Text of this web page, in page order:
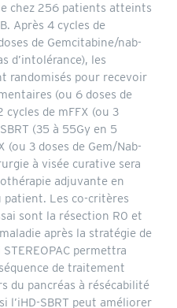
chez 256 patients atteints
Après 4 cycles de
de Gemcitabine/nab-
d’intolérance), les
randomisés pour recevoir
(ou 6 doses de
cycles de mFFX (ou 3
(35 à 55Gy en 5
(ou 3 doses de Gem/Nab-
à visée curative sera
adjuvante en
patient. Les co-critères
sont la résection R0 et
après la stratégie de
permettra
de traitement
du pancréas à résécabilité
l’iHD-SBRT peut améliorer